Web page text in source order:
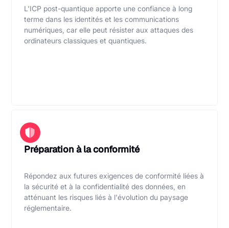
L'ICP post-quantique apporte une confiance à long
terme dans les identités et les communications
numériques, car elle peut résister aux attaques des
ordinateurs classiques et quantiques.
Préparation à la conformité
Répondez aux futures exigences de conformité liées à
la sécurité et à la confidentialité des données, en
atténuant les risques liés à l'évolution du paysage
réglementaire.